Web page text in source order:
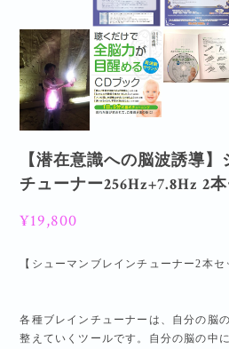
【潜在意識への脳波誘導
チューナー256Hz+7.8Hz 2
¥19,800
【シューマンブレインチューナー2本セ
各種ブレインチューナーは、自分の脳
整えていくツールです。自分の脳の中